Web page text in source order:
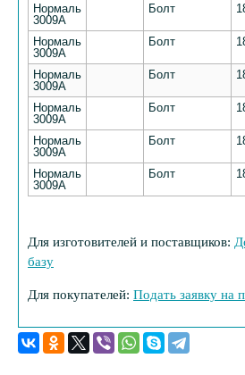
Нормаль
3009А
Болт
Нормаль
3009А
Болт
Нормаль
3009А
Болт
Нормаль
3009А
Болт
Нормаль
3009А
Болт
Нормаль
3009А
Болт
Для изготовителей и поставщиков:
базу
Для покупателей: Подать заявку на